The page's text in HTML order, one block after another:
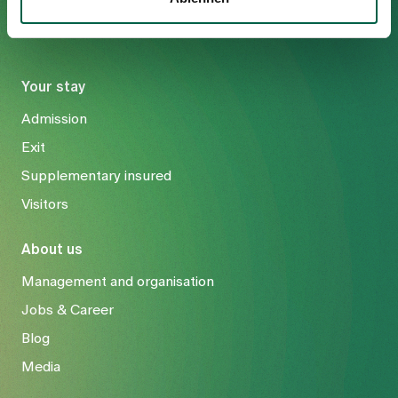
Your stay
Admission
Exit
Supplementary insured
Visitors
About us
Management and organisation
Jobs & Career
Blog
Media